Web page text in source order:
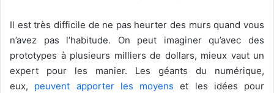
Il est très difficile de ne pas heurter des murs quand vous
n’avez pas l’habitude. On peut imaginer qu’avec des
prototypes à plusieurs milliers de dollars, mieux vaut un
expert pour les manier. Les géants du numérique,
eux, peuvent apporter les moyens et les idées pour